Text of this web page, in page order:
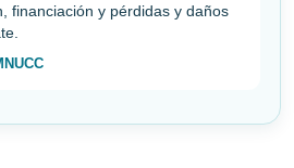
financiación y pérdidas y daños